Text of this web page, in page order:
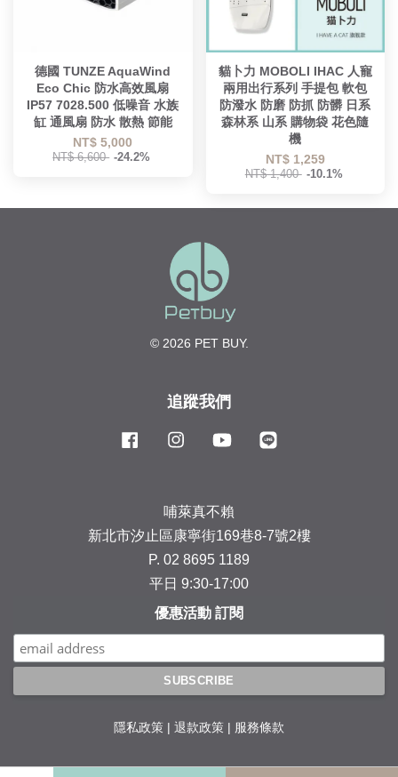
德國 TUNZE AquaWind
Eco Chic 防水高效風扇
IP57 7028.500 低噪音 水族
缸 通風扇 防水 散熱 節能
NT$ 5,000
NT$ 6,600 -24.2%
貓卜力 MOBOLI IHAC 人寵
兩用出行系列 手提包 軟包
防潑水 防磨 防抓 防髒 日系
森林系 山系 購物袋 花色隨
機
NT$ 1,259
NT$ 1,400 -10.1%
© 2026 PET BUY.
追蹤我們
Facebook Instagram YouTube
哺萊真不賴
新北市汐止區康寧街169巷8-7號2樓
P. 02 8695 1189
平日 9:30-17:00
優惠活動 訂閱
隱私政策 退款政策 服務條款